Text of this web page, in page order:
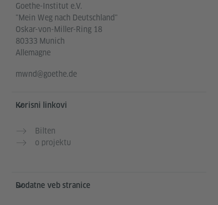
Goethe-Institut e.V.
"Mein Weg nach Deutschland"
Oskar-von-Miller-Ring 18
80333 Munich
Allemagne
mwnd@goethe.de
Korisni linkovi
Bilten
o projektu
Dodatne veb stranice